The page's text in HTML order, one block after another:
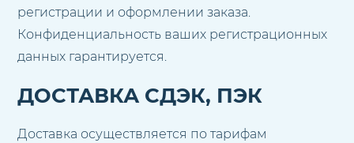
регистрации и оформлении заказа.
Конфиденциальность ваших регистрационных
данных гарантируется.
ДОСТАВКА СДЭК, ПЭК
Доставка осуществляется по тарифам